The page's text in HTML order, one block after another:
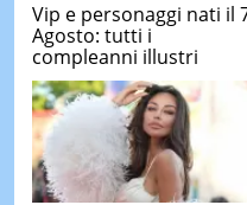
Vip e personaggi nati il
Agosto: tutti i
compleanni illustri